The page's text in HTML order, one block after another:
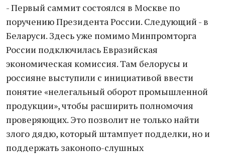
- Первый саммит состоялся в Москве по
поручению Президента России. Следующий - в
Беларуси. Здесь уже помимо Минпромторга
России подключилась Евразийская
экономическая комиссия. Там белорусы и
россияне выступили с инициативой ввести
понятие «нелегальный оборот промышленной
продукции», чтобы расширить полномочия
проверяющих. Это позволит не только найти
злого дядю, который штампует подделки, но и
поддержать законопо-слушных